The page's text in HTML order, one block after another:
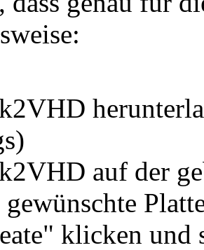
auf der
klicken und